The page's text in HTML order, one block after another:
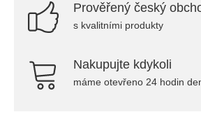
Prověřený český
s kvalitními produkty
Nakupujte kdykoli
máme otevřeno 24 hodin